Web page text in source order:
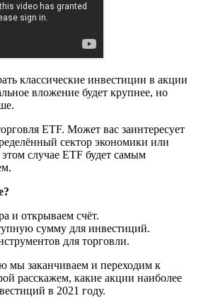
классические инвестиции в акции
вложение будет крупнее, но
ETF. Может вас заинтересует
сектор экономики или
случае ETF будет самым
и открываем счёт.
сумму для инвестиций.
для торговли.
мы заканчиваем и переходим к
расскажем, какие акции наиболее
в 2021 году.